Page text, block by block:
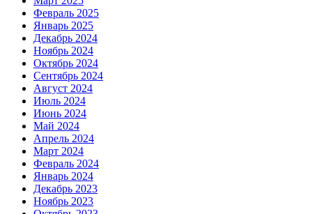
Февраль 2025
Январь 2025
Декабрь 2024
Ноябрь 2024
Октябрь 2024
Сентябрь 2024
Август 2024
Июль 2024
Июнь 2024
Май 2024
Апрель 2024
Март 2024
Февраль 2024
Январь 2024
Декабрь 2023
Ноябрь 2023